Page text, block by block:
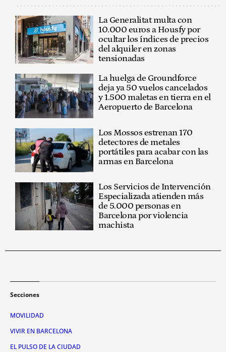
La Generalitat multa con
10.000 euros a Housfy por
ocultar los índices de precios
del alquiler en zonas
tensionadas
La huelga de Groundforce
deja ya 50 vuelos cancelados
y 1.500 maletas en tierra en el
Aeropuerto de Barcelona
Los Mossos estrenan 170
detectores de metales
portátiles para acabar con las
armas en Barcelona
Los Servicios de Intervención
Especializada atienden más
de 5.000 personas en
Barcelona por violencia
machista
Secciones
MOVILIDAD
VIVIR EN BARCELONA
EL PULSO DE LA CIUDAD